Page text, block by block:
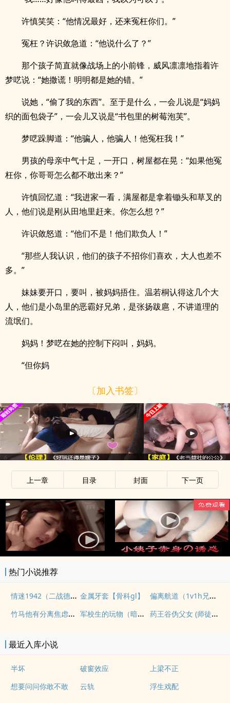
许慎笑笑：“他情况最好，还来冤枉你们。”
冤枉？许识敛急道：“他说什么了？”
那个孩子简直就像战场上的小前锋，威风凛凛地指着许
梦呓说：“她撒谎！明明都是她的错。”
说她，“偷了我的东西”。至于是什么，一会儿说是“妈妈
织的面包袋子”，一会儿又说是“书包里的树莓泡芙”。
梦呓跺脚道：“他骗人，他骗人！他冤枉我！”
男孩的母亲中气十足，一开口，树屋都在晃：“如果他冤
枉你，你哥哥怎么都不敢出来？”
许慎回忆道：“我进家一看，满屋都是拿着锄头和草叉的
人，他们说是刚从田地里赶来。你怎么想？”
许识敛怒道：“他们不是！他们欺负人！”
“那些人我认识，他们的孩子不招你们喜欢，大人也差不
多。”
妹妹要开口，要叫，被妈妈捂住。温若桐认得这几个大
人，他们是小岛里的恶霸好兄弟，是张扬跋扈，不讲道理的
流氓们。
妈妈！梦呓在她的控制下闷叫，妈妈。
“但你妈
〔加入书签〕
x
上一章 目录 封面 下一页
热门小说推荐
情迷1942（二战德国） 金属牙套【骨科gl】
偏离航道（1v1h兄妹骨科bg）
竹马他有分离焦虑（1v1）
军校生的玩物（暗黑NPH） 药王谷伪父女 (师徒养成)
最近入库小说
半坏 破窗效应
上梁不正
想要问问你敢不敢
云轨 浮生戏配